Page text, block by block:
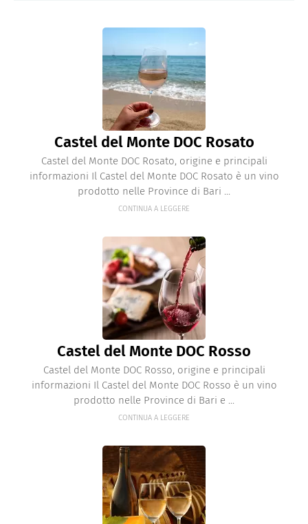
Castel del Monte DOC Rosato
Castel del Monte DOC Rosato, origine e principali
informazioni Il Castel del Monte DOC Rosato è un vino
prodotto nelle Province di Bari ...
CONTINUA A LEGGERE
Castel del Monte DOC Rosso
Castel del Monte DOC Rosso, origine e principali
informazioni Il Castel del Monte DOC Rosso è un vino
prodotto nelle Province di Bari e ...
CONTINUA A LEGGERE